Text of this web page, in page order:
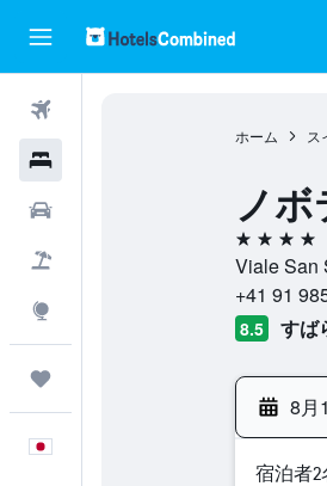
ホーム ス
ノ
4つ星
Viale San
+41 91
8.5 すば
8月
宿泊者2